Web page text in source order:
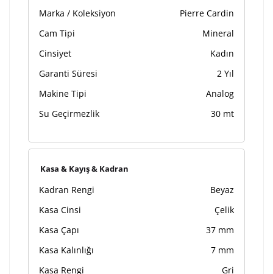
tamamlandıktan sonra siparişiniz kargoya verilecektir.
ürünlerde
Marka / Koleksiyon
Pierre Cardin
Cam Tipi
Mineral
Cinsiyet
Kadın
Garanti Süresi
2 Yıl
Makine Tipi
Analog
Su Geçirmezlik
30 mt
Kasa & Kayış & Kadran
Kadran Rengi
Beyaz
Kasa Cinsi
Çelik
Kasa Çapı
37 mm
Kasa Kalınlığı
7 mm
Kasa Rengi
Gri